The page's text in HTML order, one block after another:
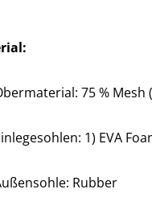
75 % Mesh
1) EVA
Rubber